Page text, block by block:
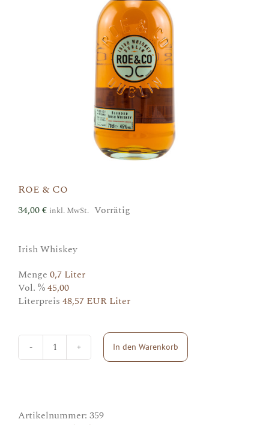
Roe & Co
34,00€ inkl. MwSt. Vorrätig
Irish Whiskey
Menge 0,7 Liter
Vol. %45,00
Literpreis 48,57 EUR Liter
Roe
&
In den Warenkorb
Artikelnummer: 359